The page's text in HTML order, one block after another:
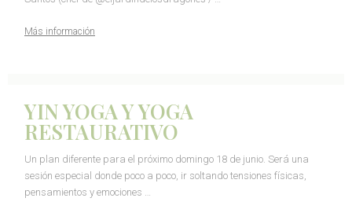
Más información
YIN YOGA Y YOGA
RESTAURATIVO
Un plan diferente para el próximo domingo 18 de junio. Será una
sesión especial donde poco a poco, ir soltando tensiones físicas,
pensamientos y emociones …